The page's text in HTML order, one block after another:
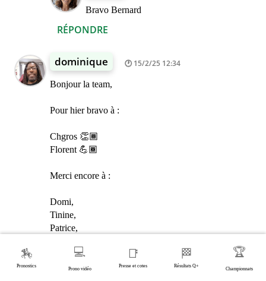
RÉPONDRE
Bravo Bernard
dominique 15/2/25 12:34
Bonjour la team,
Pour hier bravo à :
Chgros 👏🏾
Florent 💪🏾
Merci encore à :
Domi,
Tinine,
Patrice,
Jean Luc,
🏇
Pronostics
💻
Prono vidéo
📑
Presse et cotes
🏁
Résultats Q+
🏆
Championnats